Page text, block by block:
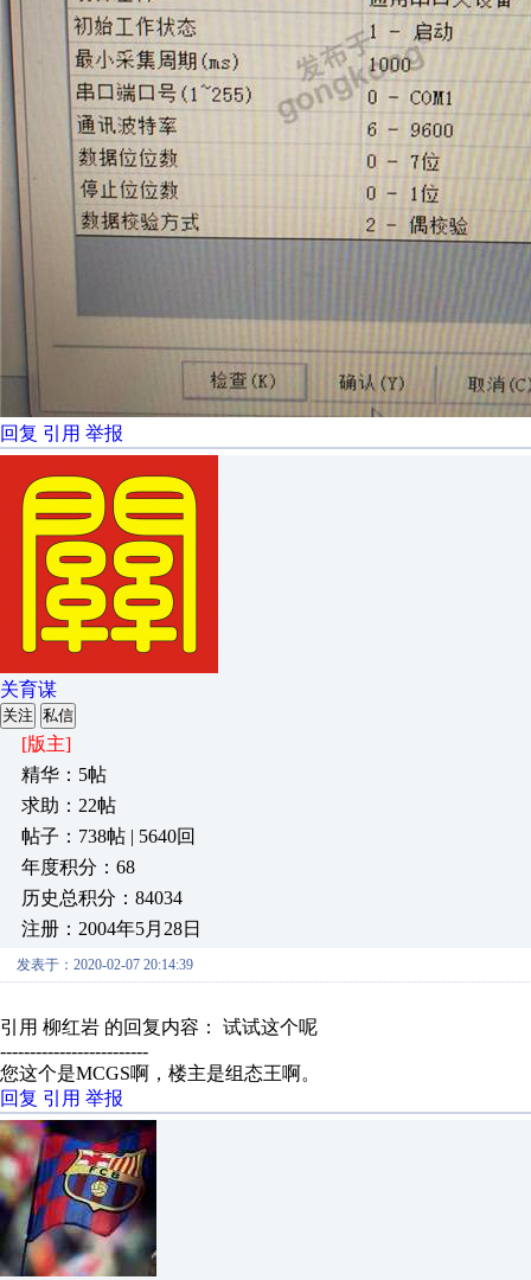
回复 引用 举报
关育谋
关注 私信
[版主]
精华：5帖
求助：22帖
帖子：738帖 | 5640回
年度积分：68
历史总积分：84034
注册：2004年5月28日
发表于：2020-02-07 20:14:39
引用 柳红岩 的回复内容： 试试这个呢
-------------------------
您这个是MCGS啊，楼主是组态王啊。
回复 引用 举报